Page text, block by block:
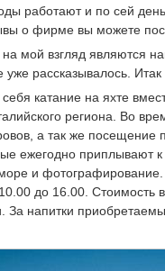
работают и по сей
о фирме вы можете
на мой взгляд
рассказывалось. Итак
катание на яхте
региона. Во
а так же
ежегодно
и
до 16.00.
За напитки